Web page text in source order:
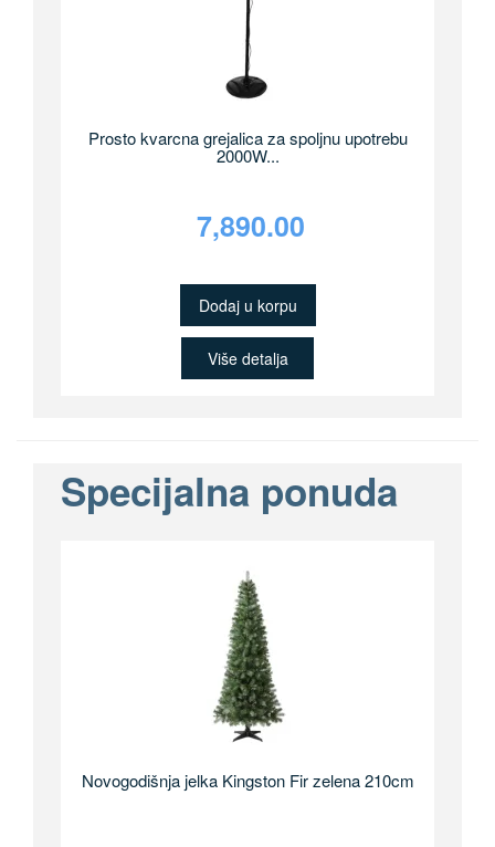
Prosto kvarcna grejalica za spoljnu upotrebu
2000W...
7,890.00
Dodaj u korpu
Više detalja
Specijalna ponuda
Novogodišnja jelka Kingston Fir zelena 210cm